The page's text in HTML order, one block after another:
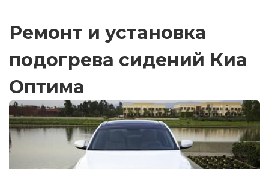
Ремонт и установка
подогрева сидений Киа
Оптима